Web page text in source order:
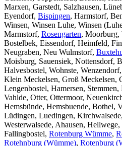
Marxen, Garstedt, Salzhausen,
Eyendorf, Bispingen, Harmstorf,
Winsen, Winsen Luhe, Winsen
Marmstorf, Rosengarten, Moorburg,
Bostelbek, Eissendorf, Heimfeld,
Neugraben, Neu Wulmstorf,
Moisburg, Sauensiek, Nottensdorf,
Halvesbostel, Wohnste,
Klein Meckelsen, Groß Meckelsen,
Lengenbostel, Hamersen,
Vahlde, Otter, Ottermoor,
Hemsbünde, Hemsbuende, Bothel,
Lüdingen, Luedingen,
Westerwalsede, Ahausen,
Fallingbostel, Rotenburg Wümme,
Rotehnburg (Wümme), Rotenburg